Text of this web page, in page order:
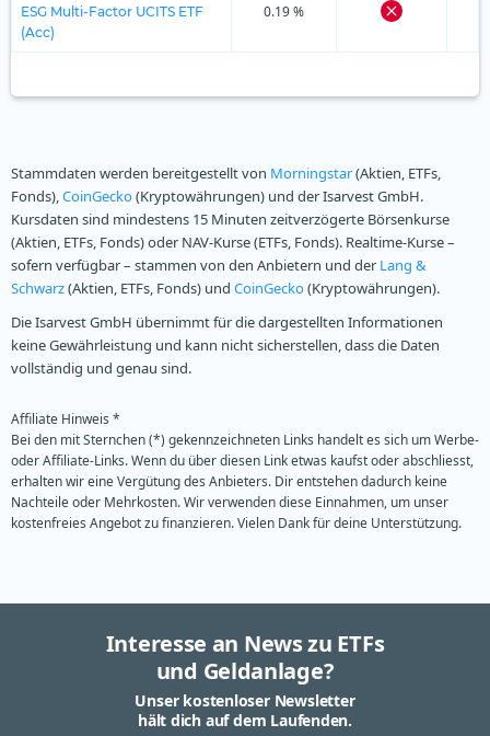
ESG Multi-Factor UCITS ETF
(Acc)
0.19 %
Stammdaten werden bereitgestellt von Morningstar(Aktien, ETFs,
Fonds), CoinGecko(Kryptowährungen) und der Isarvest GmbH.
Kursdaten sind mindestens 15 Minuten zeitverzögerte Börsenkurse
(Aktien, ETFs, Fonds) oder NAV-Kurse (ETFs, Fonds). Realtime-Kurse –
sofern verfügbar – stammen von den Anbietern und der Lang &
Schwarz(Aktien, ETFs, Fonds) und CoinGecko(Kryptowährungen).
Die Isarvest GmbH übernimmt für die dargestellten Informationen
keine Gewährleistung und kann nicht sicherstellen, dass die Daten
vollständig und genau sind.
Affiliate Hinweis *
Bei den mit Sternchen (*) gekennzeichneten Links handelt es sich um Werbe-
oder Affiliate-Links. Wenn du über diesen Link etwas kaufst oder abschliesst,
erhalten wir eine Vergütung des Anbieters. Dir entstehen dadurch keine
Nachteile oder Mehrkosten. Wir verwenden diese Einnahmen, um unser
kostenfreies Angebot zu finanzieren. Vielen Dank für deine Unterstützung.
Interesse an News zu ETFs
und Geldanlage?
Unser kostenloser Newsletter
hält dich auf dem Laufenden.